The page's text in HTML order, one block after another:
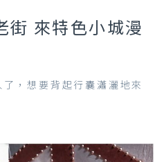
街 來特色小城漫
，想要背起行囊瀟灑地來